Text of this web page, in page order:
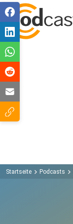
Startseite Podcasts